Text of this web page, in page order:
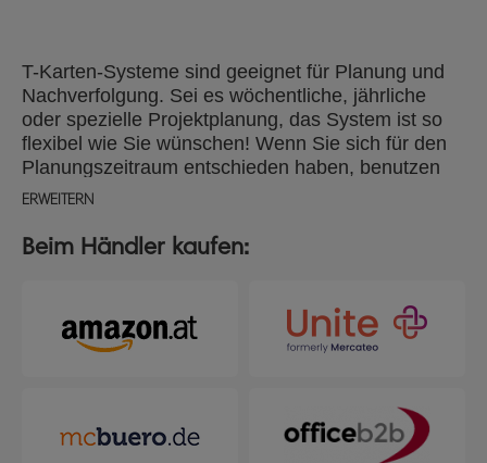
T-Karten-Systeme sind geeignet für Planung und
Nachverfolgung. Sei es wöchentliche, jährliche
oder spezielle Projektplanung, das System ist so
flexibel wie Sie wünschen! Wenn Sie sich für den
Planungszeitraum entschieden haben, benutzen
Sie Titelstreifen und Indexstreifen um Zeiten,
Karten halten Sie Informationen fest, der "T"-Kopf
zum Beispiel Bemusterungen, Werkzeugverleih,
Ausstellungsmaterial, Car Pools, Raumplanung …
die Liste lässt sich beliebig fortsetzen! Mit den
ERWEITERN
Beim Händler kaufen: